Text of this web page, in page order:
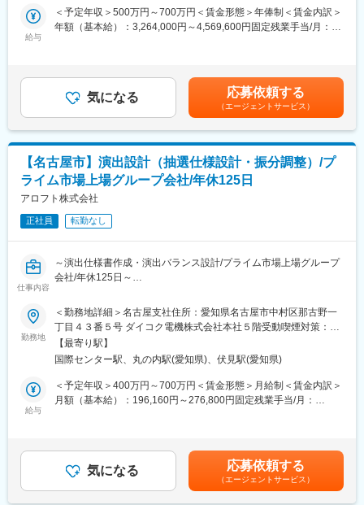
■やりがい：
◎自身が手掛けた遊技機が人気機種となったとき。
開発部は22名の社員が在籍しています。年齢は20代～50代と幅広
く、平均年齢は39歳です。中途入社の社員がほとんどなので馴染
また、社員の多くはパチンコ・パチスロが好きな社員が多いで
す。社員同士の情報交換も活発なのでプライベートでも業務でも
役立ちます。
好きな仕事をしながら働き方も十分に確保できる環境だからこそ
社員定着率もとても高いです。
■当社について：
当社は、大手ゲーム・遊技機メーカーのパチンコ・パチスロ開発
部門の一部が独立し、パチンコ・パチスロ機の業界トップクラス
のメーカーであるサミー株式会社の開発を支援するパートナ―と
変更の範囲：会社の定める業務
開発中のパチスロ機において、いずれかの工程を担っていただき
ます。
◇申請書類作成
＜サブメイン制御プログラムとは…＞
パチンコ・パチスロの液晶映像部分や役物動作､映像演出､響効果
のプログラム設計をいます。企画や映像企画が考えたアイデアの
実行役として、プログラミングを行う仕事です。そのほかに、遊
技機開発を効率的に行うための社内開発ツールの制作や出玉設計
と連携を図りながら出シミュレーターツールを制作するなど、幅
広い業務を行います。
＜サブサブ制御プログラムとは…＞
＜申請書類作成とは…＞
遊技機の指定試験期間である保通協に提出する申請書類を作成し
ます。
■やりがい：
■組織構成：
開発部は22名の社員が在籍しています。年齢は20代～50代と幅広
給与
＜予定年収＞500万円～700万円＜賃金形態＞年俸制＜賃金内訳＞
年額（基本給）：3,264,000円～4,569,600円固定残業手当/月：
給与補足＞■給与改定：年1回（10月）■賞与：年2回（4・10月）
賃金はあくまでも目安の金額であり、選考を通じて上下する可能
性があります。月給(月額)は固定手当を含めた表記です。
気になる 応募依頼する
（エージェントサービス）
【名古屋市】演出設計（抽選仕様設計・振分調整）/プ
ライム市場上場グループ会社/年休125日
アロフト株式会社
正社員 転勤なし
仕事内容
～演出仕様書作成・演出バランス設計/プライム市場上場グループ
会社/年休125日～
■業務内容：
パチンコ・パチスロメーカー向けに、遊技機の企画、映像制作、
サウンド制作、プログラム開発、実装、検証までを一貫して手掛
ける当社にて、演出仕様書作成・演出バランス設計をお任せいた
します。
■採用背景：
パチンコ、パチスロの演出仕様考案及び演出仕様書の作成、演出
バランスの抽選仕様設計・振分調整。自身の「やりたい」「面白
勤務地
＜勤務地詳細＞名古屋支社住所：愛知県名古屋市中村区那古野一
丁目４３番５号 ダイコク電機株式会社本社５階受動喫煙対策：屋
内全面禁煙変更の範囲：会社の定める事業所（リモートワーク含
む）
【最寄り駅】
国際センター駅、丸の内駅(愛知県)、伏見駅(愛知県)
給与
＜予定年収＞400万円～700万円＜賃金形態＞月給制＜賃金内訳＞
月額（基本給）：196,160円～276,800円固定残業手当/月：
目安の金額であり、選考を通じて上下する可能性があります。月
給(月額)は固定手当を含めた表記です。
気になる 応募依頼する
（エージェントサービス）